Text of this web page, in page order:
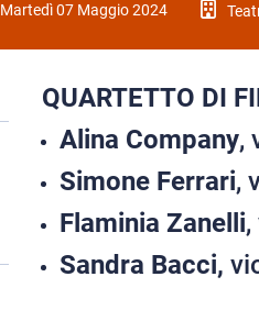
Martedì 07 Maggio 2024
QUARTETTO DI
Alina Company,
Simone Ferrari,
Flaminia Zanelli
Sandra Bacci,